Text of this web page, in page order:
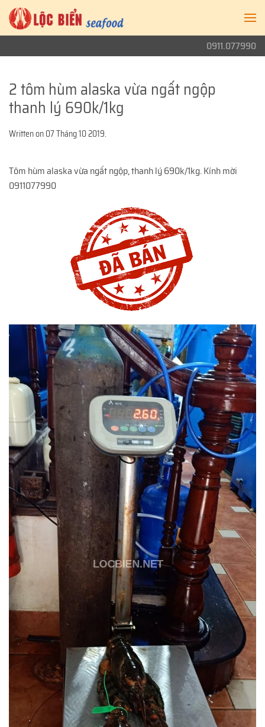
0911.077990
2 tôm hùm alaska vừa ngất ngộp
thanh lý 690k/1kg
Written on07 Tháng 10 2019.
Tôm hùm alaska vừa ngất ngộp, thanh lý 690k/1kg. Kính mời
0911077990